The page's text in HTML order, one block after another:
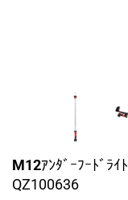
M12ｱﾝﾀﾞｰﾌｰﾄﾞﾗｲﾄ
QZ100636